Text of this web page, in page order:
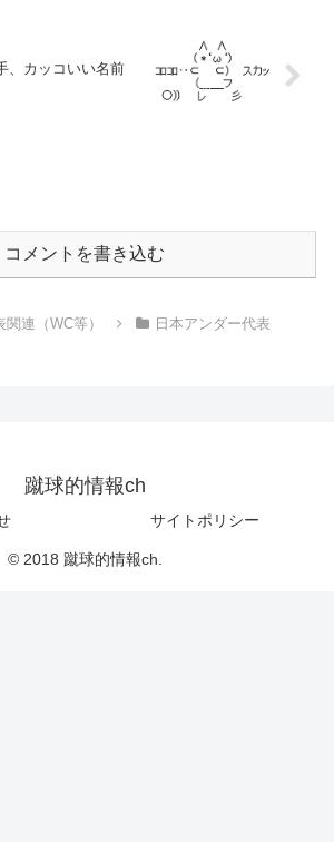
、カッコいい名前
コメントを書き込む
関連（WC等） 日本アンダー代表
蹴球的情報ch
サイトポリシー
© 2018 蹴球的情報ch.